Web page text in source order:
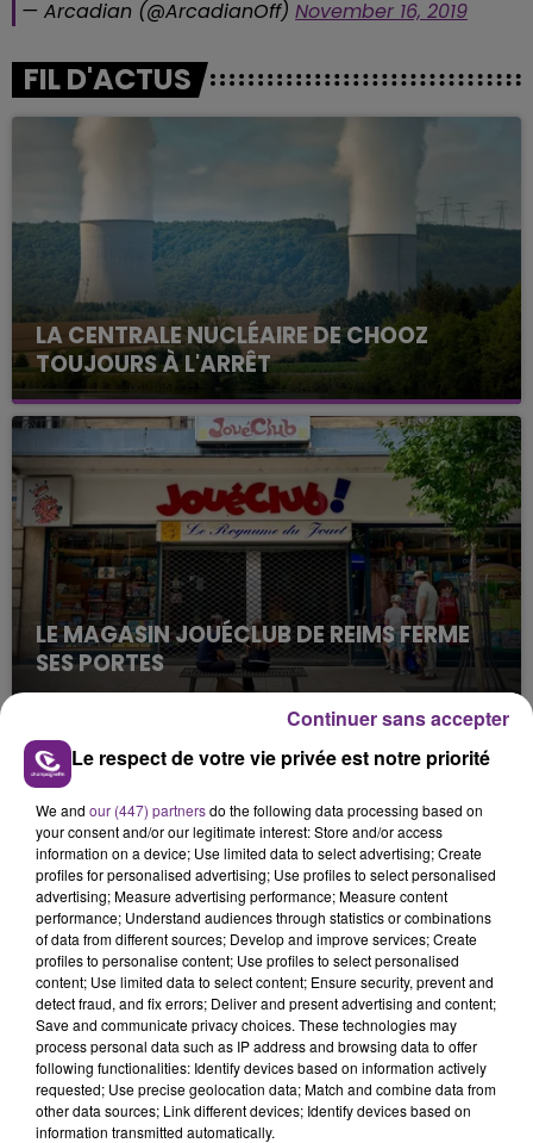
— Arcadian (@ArcadianOff) November 16, 2019
FIL D'ACTUS
LA CENTRALE NUCLÉAIRE DE CHOOZ
TOUJOURS À L'ARRÊT
Cela fait déjà une semaine que la centrale
nucléaire ardennaise est à l'arrêt. Une situation
justifiée par la sécheresse intense qui est toujours
présente.
LE MAGASIN JOUÉCLUB DE REIMS FERME
SES PORTES
C'était l'une des institutions du centre-ville
rémois. Le magasin JouéClub est contraint de
fermer ses portes.
TITRES DIFFUSÉS
14h46
14h46
NICO AND VINZ
Am I Wrong
14h43
14h43
CHRISTOPHE MAE
La Lune
Le respect de votre vie privée est notre priorité
We and our (447) partnersdo the following data processing based on
your consent and/or our legitimate interest: Store and/or access
information on a device; Use limited data to select advertising; Create
profiles for personalised advertising; Use profiles to select personalised
advertising; Measure advertising performance; Measure content
performance; Understand audiences through statistics or combinations
of data from different sources; Develop and improve services; Create
profiles to personalise content; Use profiles to select personalised
content; Use limited data to select content; Ensure security, prevent and
detect fraud, and fix errors; Deliver and present advertising and content;
Save and communicate privacy choices. These technologies may
process personal data such as IP address and browsing data to offer
following functionalities: Identify devices based on information actively
requested; Use precise geolocation data; Match and combine data from
other data sources; Link different devices; Identify devices based on
information transmitted automatically.
Continuer sans accepter